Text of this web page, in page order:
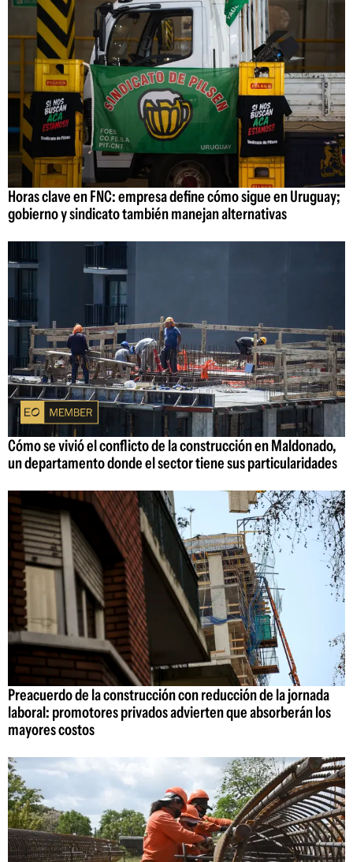
Horas clave en FNC: empresa define cómo sigue en Uruguay;
gobierno y sindicato también manejan alternativas
Cómo se vivió el conflicto de la construcción en Maldonado,
un departamento donde el sector tiene sus particularidades
Preacuerdo de la construcción con reducción de la jornada
laboral: promotores privados advierten que absorberán los
mayores costos